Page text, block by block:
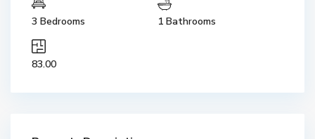
3 Bedrooms 1 Bathrooms
83.00